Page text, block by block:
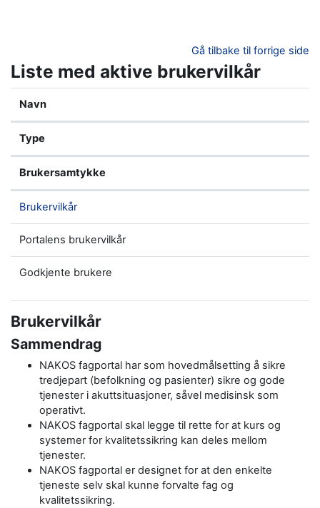
Gå tilbake til forrige side
Liste med aktive brukervilkår
Navn
Type
Brukersamtykke
Brukervilkår
Portalens brukervilkår
Godkjente brukere
Brukervilkår
Sammendrag
NAKOS fagportal har som hovedmålsetting å sikre
tredjepart (befolkning og pasienter) sikre og gode
tjenester i akuttsituasjoner, såvel medisinsk som
operativt.
NAKOS fagportal skal legge til rette for at kurs og
systemer for kvalitetssikring kan deles mellom
tjenester.
NAKOS fagportal er designet for at den enkelte
tjeneste selv skal kunne forvalte fag og
kvalitetssikring.